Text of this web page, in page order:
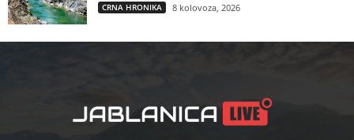
CRNA HRONIKA 8 kolovoza, 2026